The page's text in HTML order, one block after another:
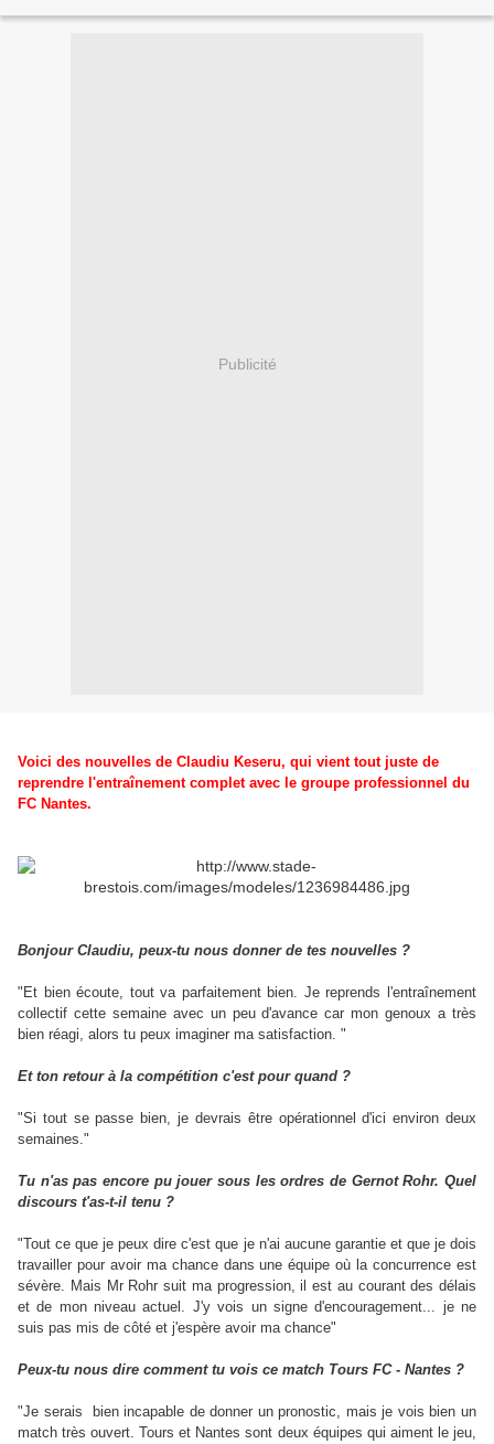
Publicité
Voici des nouvelles de Claudiu Keseru, qui vient tout juste de
reprendre l'entraînement complet avec le groupe professionnel du
FC Nantes.
Bonjour Claudiu, peux-tu nous donner de tes nouvelles ?
"Et bien écoute, tout va parfaitement bien. Je reprends l'entraînement
collectif cette semaine avec un peu d'avance car mon genoux a très
bien réagi, alors tu peux imaginer ma satisfaction. "
Et ton retour à la compétition c'est pour quand ?
"Si tout se passe bien, je devrais être opérationnel d'ici environ deux
semaines."
Tu n'as pas encore pu jouer sous les ordres de Gernot Rohr. Quel
discours t'as-t-il tenu ?
"Tout ce que je peux dire c'est que je n'ai aucune garantie et que je dois
travailler pour avoir ma chance dans une équipe où la concurrence est
sévère. Mais Mr Rohr suit ma progression, il est au courant des délais
et de mon niveau actuel. J'y vois un signe d'encouragement... je ne
suis pas mis de côté et j'espère avoir ma chance"
Peux-tu nous dire comment tu vois ce match Tours FC - Nantes ?
"Je serais bien incapable de donner un pronostic, mais je vois bien un
match très ouvert. Tours et Nantes sont deux équipes qui aiment le jeu,